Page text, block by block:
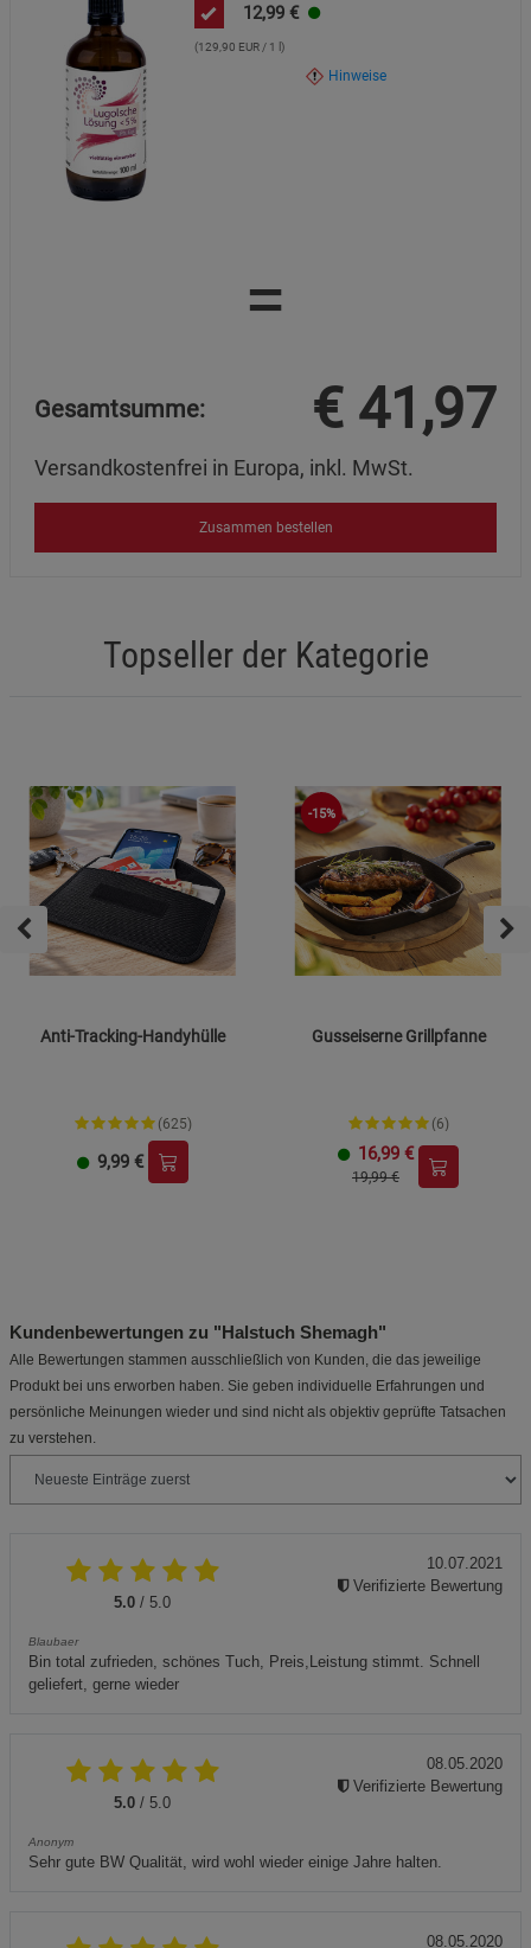
12,99 €
(129,90 EUR / 1 l)
Hinweise
=
Gesamtsumme: € 41,97
Versandkostenfrei in Europa, inkl. MwSt.
Zusammen bestellen
Topseller der Kategorie
Anti-Tracking-Handyhülle
(625)
9,99 €
-15%
Gusseiserne Grillpfanne
(6)
16,99 €
19,99 €
Kundenbewertungen zu "Halstuch Shemagh"
Alle Bewertungen stammen ausschließlich von Kunden, die das jeweilige
Produkt bei uns erworben haben. Sie geben individuelle Erfahrungen und
persönliche Meinungen wieder und sind nicht als objektiv geprüfte Tatsachen
zu verstehen.
5.0 / 5.0
Blaubaer
Bin total zufrieden, schönes Tuch, Preis,Leistung stimmt. Schnell
geliefert, gerne wieder
10.07.2021
Verifizierte Bewertung
5.0 / 5.0
Anonym
Sehr gute BW Qualität, wird wohl wieder einige Jahre halten.
08.05.2020
Verifizierte Bewertung
08.05.2020
Cookie-Informationen anzeigen
Marketing Cookies (3)
Beschreibung Marketing Cookies